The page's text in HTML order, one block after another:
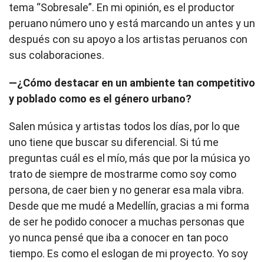
tema “Sobresale”. En mi opinión, es el productor
peruano número uno y está marcando un antes y un
después con su apoyo a los artistas peruanos con
sus colaboraciones.
—¿Cómo destacar en un ambiente tan competitivo
y poblado como es el género urbano?
Salen música y artistas todos los días, por lo que
uno tiene que buscar su diferencial. Si tú me
preguntas cuál es el mío, más que por la música yo
trato de siempre de mostrarme como soy como
persona, de caer bien y no generar esa mala vibra.
Desde que me mudé a Medellín, gracias a mi forma
de ser he podido conocer a muchas personas que
yo nunca pensé que iba a conocer en tan poco
tiempo. Es como el eslogan de mi proyecto. Yo soy